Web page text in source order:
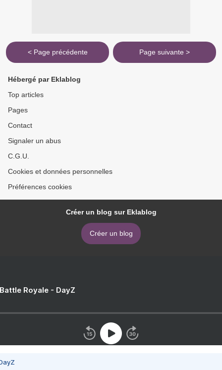
< Page précédente Page suivante >
Hébergé par Eklablog
Top articles
Pages
Contact
Signaler un abus
C.G.U.
Cookies et données personnelles
Préférences cookies
Créer un blog sur Eklablog
Créer un blog
Royale - DayZ